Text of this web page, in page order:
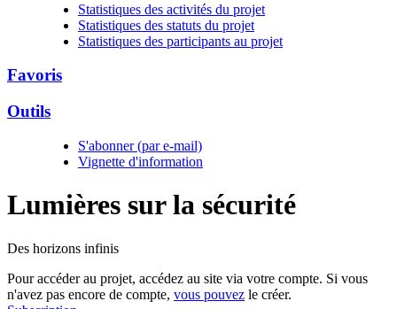
Statistiques des activités du projet
Statistiques des statuts du projet
Statistiques des participants au projet
Favoris
Outils
S'abonner (par e-mail)
Vignette d'information
Lumières sur la sécurité
Des horizons infinis
Pour accéder au projet, accédez au site via votre compte. Si vous
n'avez pas encore de compte, vous pouvez le créer.